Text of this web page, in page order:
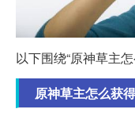
以下围绕“原神草主
原神草主怎么获